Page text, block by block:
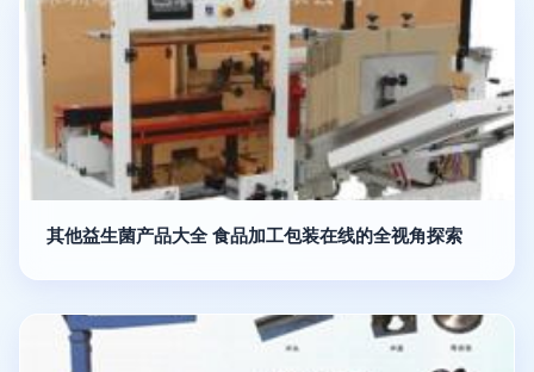
其他益生菌产品大全 食品加工包装在线的全视角探索